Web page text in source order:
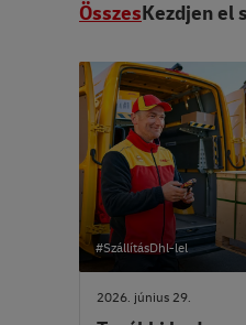
ÖsszesKezdjen el
#SzállításDhl-lel
2026. június 29.